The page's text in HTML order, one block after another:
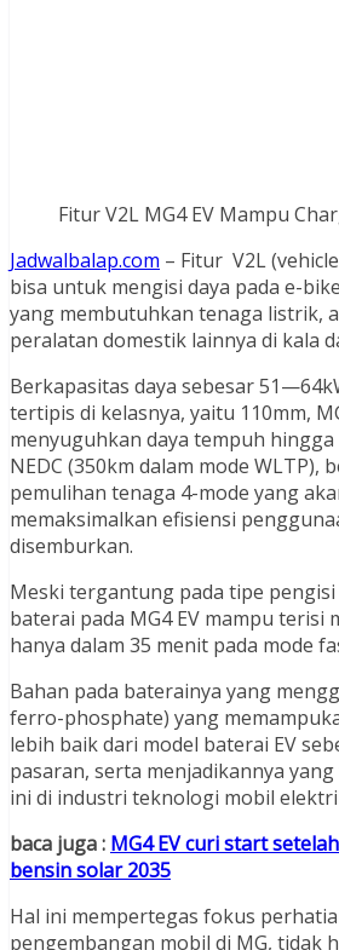
Fitur V2L MG4 EV Mampu
Jadwalbalap.com – Fitur V2L
bisa untuk mengisi daya pada e-
yang membutuhkan tenaga listrik,
peralatan domestik lainnya di kala
Berkapasitas daya sebesar
tertipis di kelasnya, yaitu 110mm,
menyuguhkan daya tempuh hingga
NEDC (350km dalam mode WLTP),
pemulihan tenaga 4-mode yang
memaksimalkan efisiensi
disemburkan.
Meski tergantung pada tipe pengisi
baterai pada MG4 EV mampu terisi
hanya dalam 35 menit pada mode
Bahan pada baterainya yang
ferro-phosphate) yang
lebih baik dari model baterai EV
pasaran, serta menjadikannya
ini di industri teknologi mobil
baca juga : MG4 EV curi start
bensin solar 2035
Hal ini mempertegas fokus
pengembangan mobil di MG, tidak